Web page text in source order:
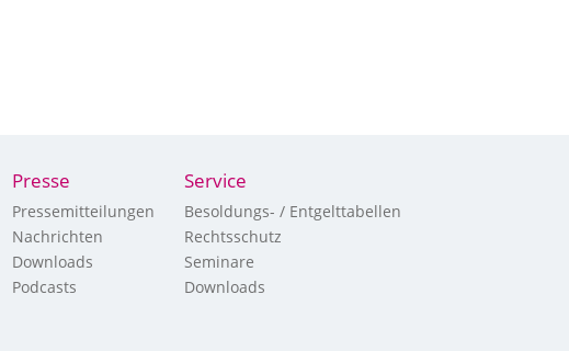
Presse
Pressemitteilungen
Nachrichten
Downloads
Podcasts
Service
Besoldungs- / Entgelttabellen
Rechtsschutz
Seminare
Downloads